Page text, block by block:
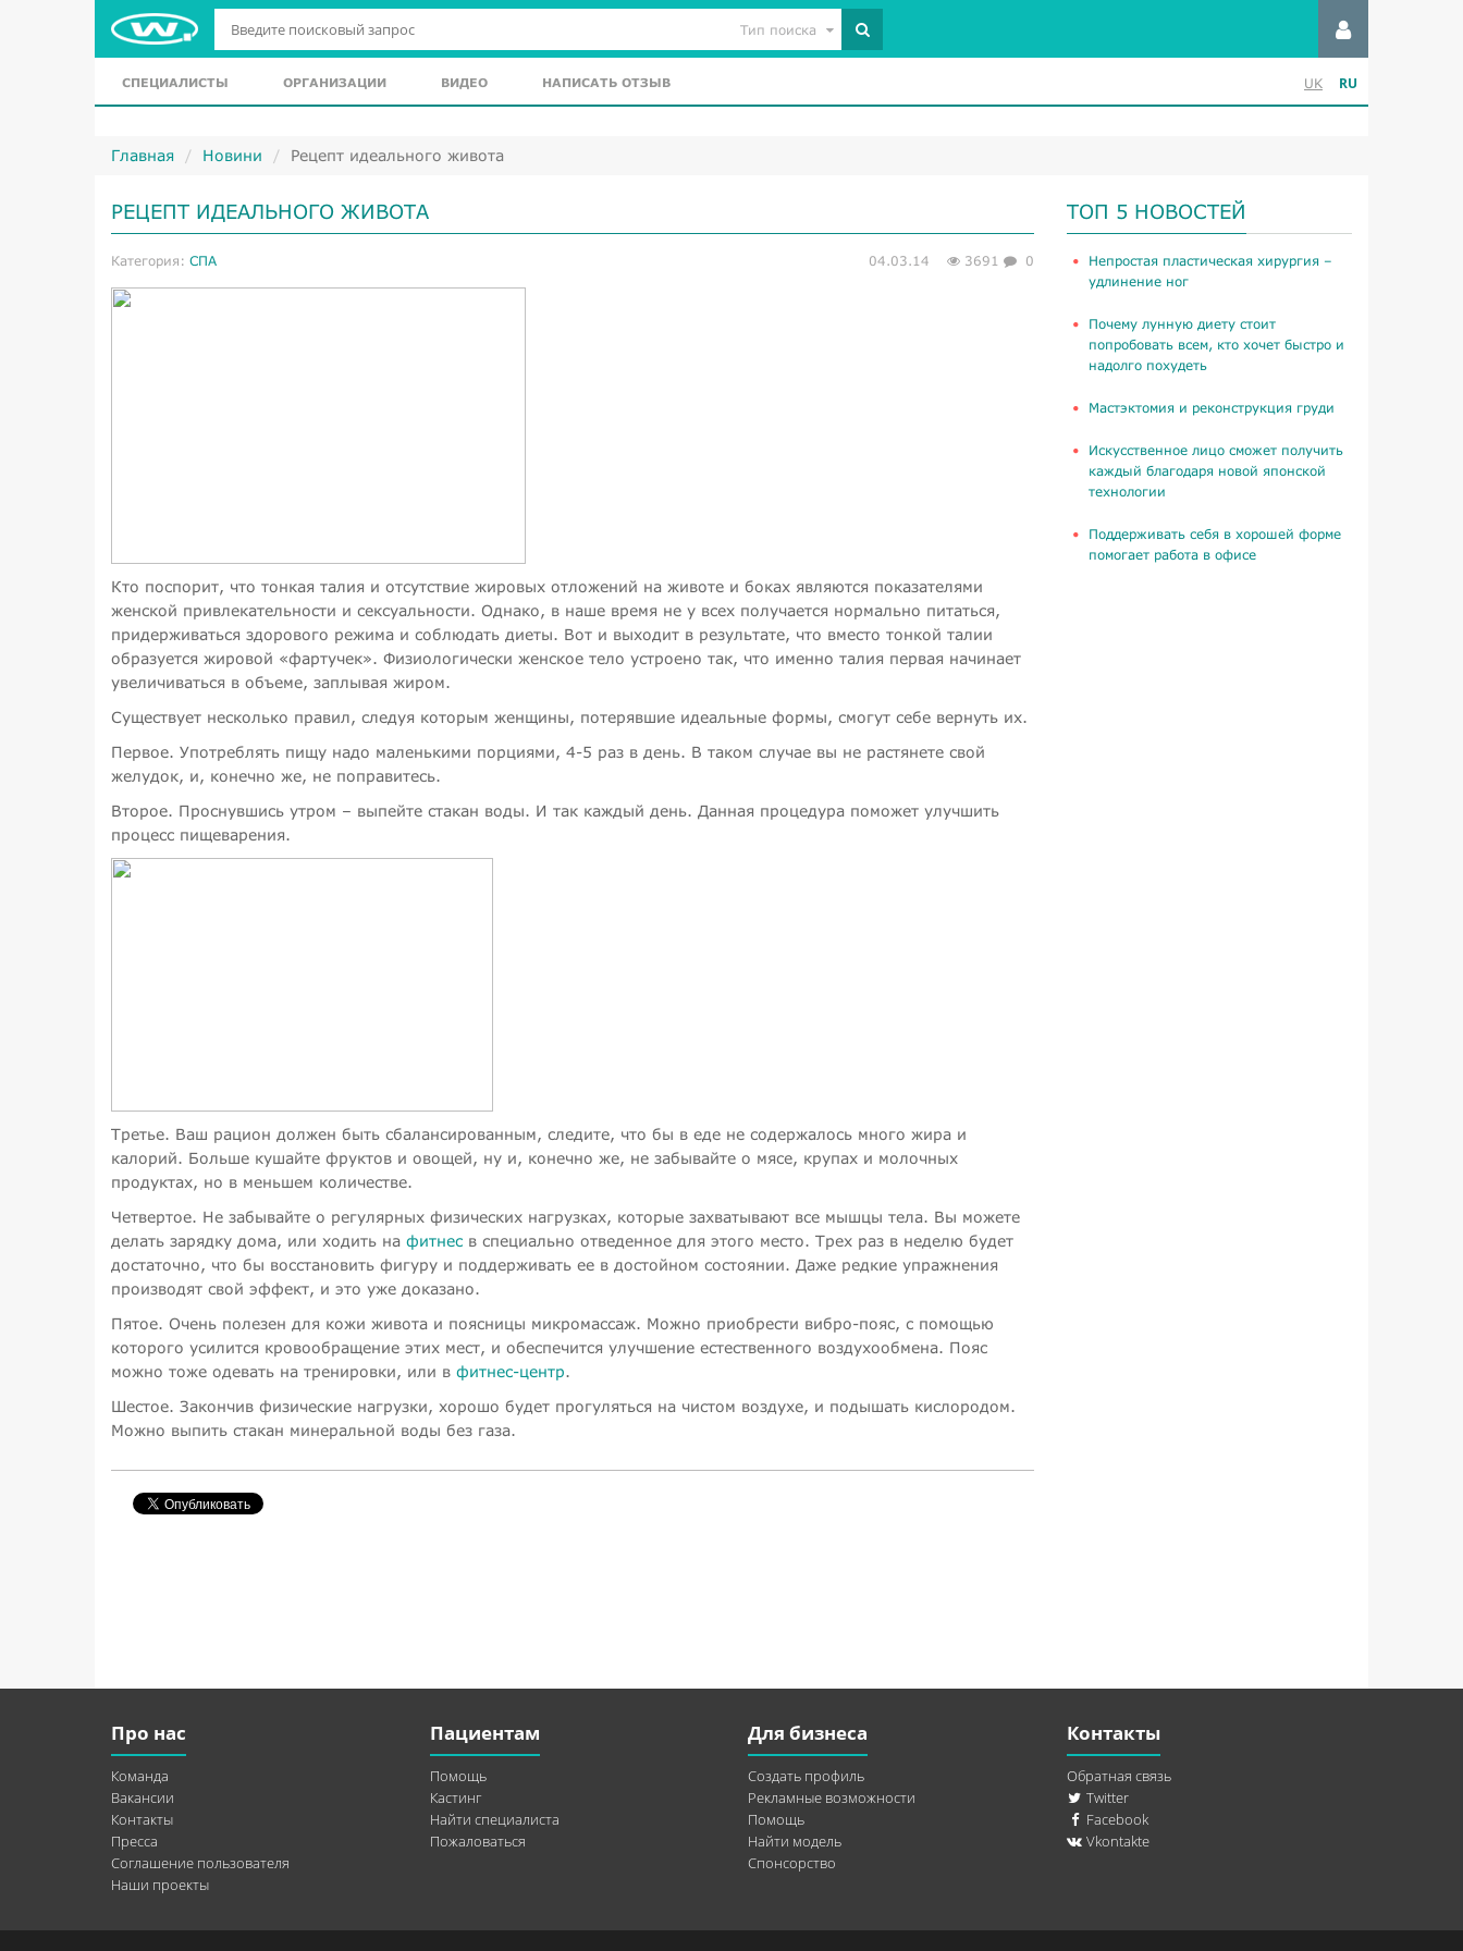
Тип поиска
СПЕЦИАЛИСТЫ ОРГАНИЗАЦИИ ВИДЕО НАПИСАТЬ ОТЗЫВ UK RU
Главная Новини Рецепт идеального живота
РЕЦЕПТ ИДЕАЛЬНОГО ЖИВОТА
Категория: СПА 04.03.14 3691 0
Кто поспорит, что тонкая талия и отсутствие жировых отложений на животе и боках являются показателями
женской привлекательности и сексуальности. Однако, в наше время не у всех получается нормально питаться,
придерживаться здорового режима и соблюдать диеты. Вот и выходит в результате, что вместо тонкой талии
образуется жировой «фартучек». Физиологически женское тело устроено так, что именно талия первая начинает
увеличиваться в объеме, заплывая жиром.
Существует несколько правил, следуя которым женщины, потерявшие идеальные формы, смогут себе вернуть их.
Первое. Употреблять пищу надо маленькими порциями, 4-5 раз в день. В таком случае вы не растянете свой
желудок, и, конечно же, не поправитесь.
Второе. Проснувшись утром – выпейте стакан воды. И так каждый день. Данная процедура поможет улучшить
процесс пищеварения.
Третье. Ваш рацион должен быть сбалансированным, следите, что бы в еде не содержалось много жира и
калорий. Больше кушайте фруктов и овощей, ну и, конечно же, не забывайте о мясе, крупах и молочных
продуктах, но в меньшем количестве.
Четвертое. Не забывайте о регулярных физических нагрузках, которые захватывают все мышцы тела. Вы можете
делать зарядку дома, или ходить на фитнес в специально отведенное для этого место. Трех раз в неделю будет
достаточно, что бы восстановить фигуру и поддерживать ее в достойном состоянии. Даже редкие упражнения
производят свой эффект, и это уже доказано.
Пятое. Очень полезен для кожи живота и поясницы микромассаж. Можно приобрести вибро-пояс, с помощью
которого усилится кровообращение этих мест, и обеспечится улучшение естественного воздухообмена. Пояс
можно тоже одевать на тренировки, или в фитнес-центр.
Шестое. Закончив физические нагрузки, хорошо будет прогуляться на чистом воздухе, и подышать кислородом.
Можно выпить стакан минеральной воды без газа.
ТОП 5 НОВОСТЕЙ
​Непростая пластическая хирургия –
удлинение ног
Почему лунную диету стоит
попробовать всем, кто хочет быстро и
надолго похудеть
Мастэктомия и реконструкция груди
Искусственное лицо сможет получить
каждый благодаря новой японской
технологии
Поддерживать себя в хорошей форме
помогает работа в офисе
Про нас
Команда
Вакансии
Контакты
Пресса
Соглашение пользователя
Наши проекты
Пациентам
Помощь
Кастинг
Найти специалиста
Пожаловаться
Для бизнеса
Создать профиль
Рекламные возможности
Помощь
Найти модель
Спонсорство
Контакты
Обратная связь
Twitter
Facebook
Vkontakte